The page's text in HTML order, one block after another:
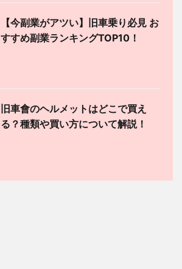
【今副業がアツい】旧車乗り必見 お
すすめ副業ランキングTOP10！
旧車會のヘルメットはどこで買え
る？種類や買い方について解説！